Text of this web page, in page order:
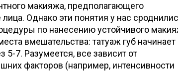
макияжа, предполагающего
Однако эти понятия у нас
по нанесению устойчивого
вмешательства: татуаж губ начинает
5-7. Разумеется, все зависит от
факторов (например, интенсивности